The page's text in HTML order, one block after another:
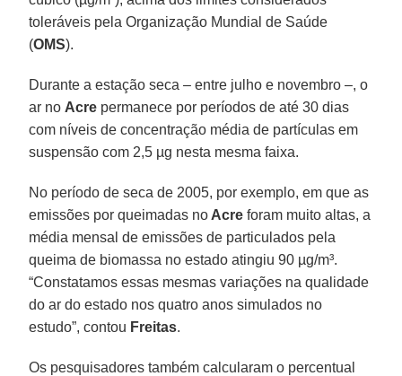
toleráveis pela Organização Mundial de Saúde
(OMS).
Durante a estação seca – entre julho e novembro –, o
ar no Acre permanece por períodos de até 30 dias
com níveis de concentração média de partículas em
suspensão com 2,5 µg nesta mesma faixa.
No período de seca de 2005, por exemplo, em que as
emissões por queimadas no Acre foram muito altas, a
média mensal de emissões de particulados pela
queima de biomassa no estado atingiu 90 µg/m³.
“Constatamos essas mesmas variações na qualidade
do ar do estado nos quatro anos simulados no
estudo”, contou Freitas.
Os pesquisadores também calcularam o percentual